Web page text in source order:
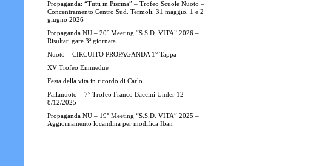
Propaganda: “Tutti in Piscina” – Trofeo Scuole Nuoto –
Concentramento Centro Sud. Termoli, 31 maggio, 1 e 2
giugno 2026
Propaganda NU – 20° Meeting “S.S.D. VITA” 2026 –
Risultati gare 3ª giornata
Nuoto – CIRCUITO PROPAGANDA 1° Tappa
XV Trofeo Emmedue
Festa della vita in ricordo di Carlo
Pallanuoto – 7° Trofeo Franco Baccini Under 12 –
8/12/2025
Propaganda NU – 19° Meeting “S.S.D. VITA” 2025 –
Aggiornamento locandina per modifica Iban